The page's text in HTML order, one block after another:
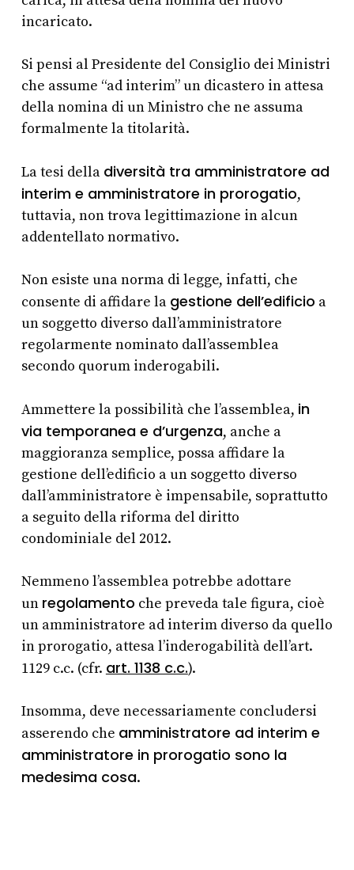
incaricato.
Si pensi al Presidente del Consiglio dei Ministri
che assume “ad interim” un dicastero in attesa
della nomina di un Ministro che ne assuma
formalmente la titolarità.
La tesi della diversità tra amministratore ad
interim e amministratore in prorogatio,
tuttavia, non trova legittimazione in alcun
addentellato normativo.
Non esiste una norma di legge, infatti, che
consente di affidare la gestione dell’edificio a
un soggetto diverso dall’amministratore
regolarmente nominato dall’assemblea
secondo quorum inderogabili.
Ammettere la possibilità che l’assemblea, in
via temporanea e d’urgenza, anche a
maggioranza semplice, possa affidare la
gestione dell’edificio a un soggetto diverso
dall’amministratore è impensabile, soprattutto
a seguito della riforma del diritto
condominiale del 2012.
Nemmeno l’assemblea potrebbe adottare
un regolamento che preveda tale figura, cioè
un amministratore ad interim diverso da quello
in prorogatio, attesa l’inderogabilità dell’art.
1129 c.c. (cfr. art. 1138 c.c.).
Insomma, deve necessariamente concludersi
asserendo che amministratore ad interim e
amministratore in prorogatio sono la
medesima cosa.